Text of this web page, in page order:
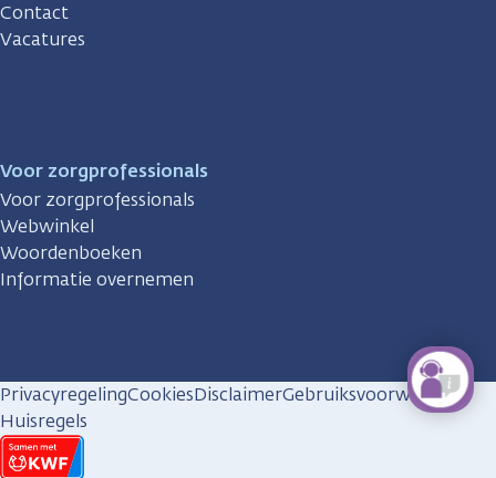
Contact
Vacatures
Voor zorgprofessionals
Voor zorgprofessionals
Webwinkel
Woordenboeken
Informatie overnemen
PrivacyregelingCookiesDisclaimerGebruiksvoorwaarden
Huisregels